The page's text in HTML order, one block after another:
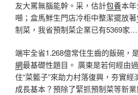
友大罵無腦能幹。采，估計包養本
噸；盒馬鮮生門店冷柜中整潔擺放著
制菜，我省預制菜企業已有5369家
端牢全省1.268億常住生齒的飯碗，
網最基礎性題目。 廣東是若何經由
住“菜籃子”來助力村落復興，夯實經
成長基本？預除了緊抓預制菜等新